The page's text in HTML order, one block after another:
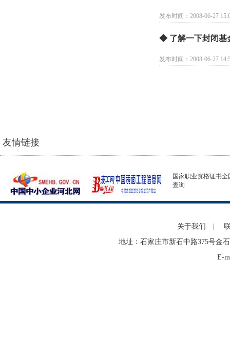
发布时间：2008-06-27
◆ 了解一下封闭基
发布时间：2008-06-27
友情链接
国家职业资格证书全
查询
关于我们
地址：石家庄市新石中路375号金
E-